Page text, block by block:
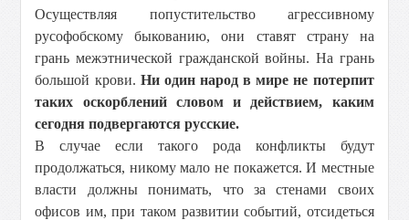
Осуществляя попустительство агрессивному
русофобскому быкованию, они ставят страну на
грань межэтнической гражданской войны. На грань
большой крови. Ни один народ в мире не потерпит
таких оскорблений словом и действием, каким
сегодня подвергаются русские.
В случае если такого рода конфликты будут
продолжаться, никому мало не покажется. И местные
власти должны понимать, что за стенами своих
офисов им, при таком развитии событий, отсидеться